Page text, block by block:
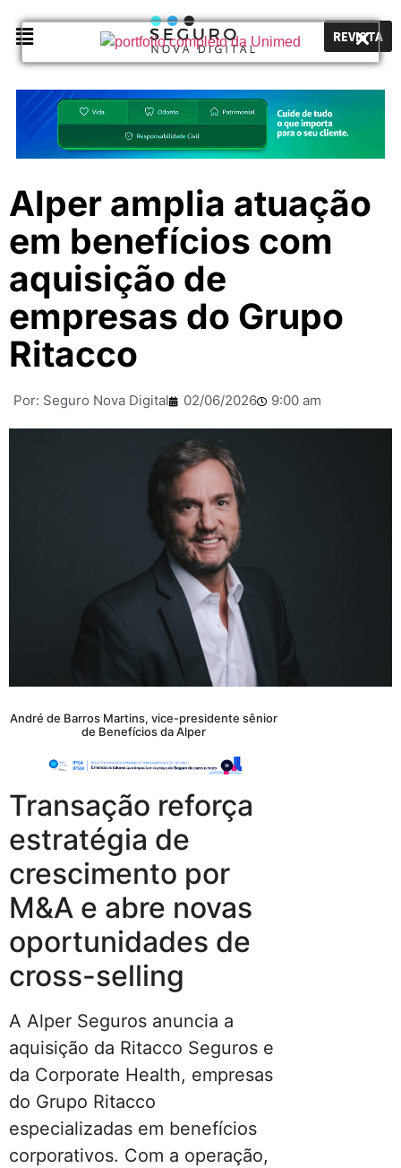
REVISTA
Alper amplia atuação
em benefícios com
aquisição de
empresas do Grupo
Ritacco
Por: Seguro Nova Digital 02/06/2026 9:00 am
André de Barros Martins, vice-presidente sênior
de Benefícios da Alper
Transação reforça
estratégia de
crescimento por
M&A e abre novas
oportunidades de
cross-selling
A Alper Seguros anuncia a
aquisição da Ritacco Seguros e
da Corporate Health, empresas
do Grupo Ritacco
especializadas em benefícios
corporativos. Com a operação,